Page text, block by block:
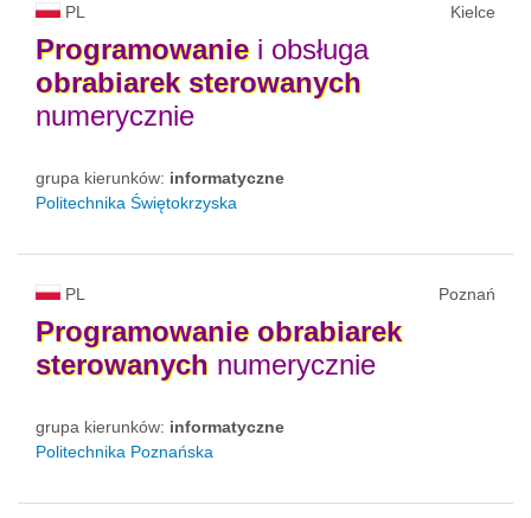
PL Kielce
Programowaniei obsługa
obrabiarek sterowanych
numerycznie
grupa kierunków: informatyczne
Politechnika Świętokrzyska
PL Poznań
Programowanie obrabiarek
sterowanych numerycznie
grupa kierunków: informatyczne
Politechnika Poznańska